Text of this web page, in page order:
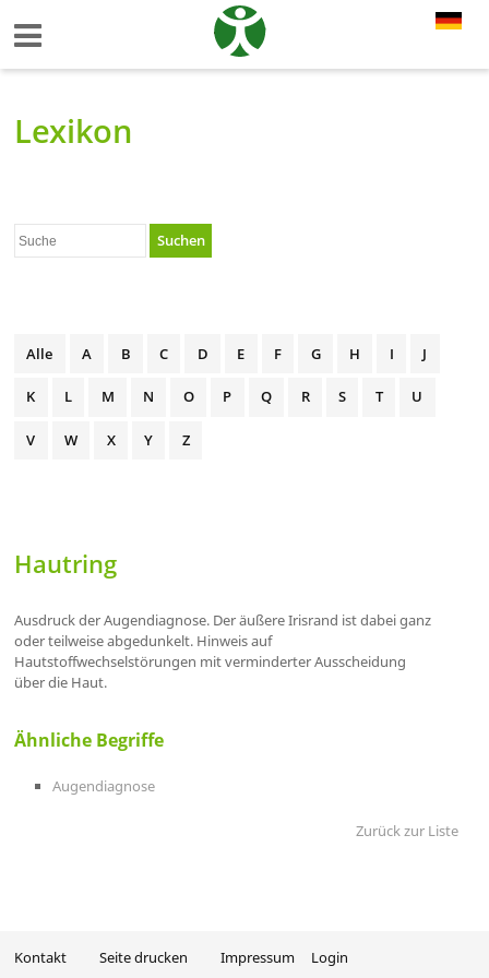
Lexikon
Suchen
Alle A B C D E F G H I J
K L M N O P Q R S T U
V W X Y Z
Hautring
Ausdruck der Augendiagnose. Der äußere Irisrand ist dabei ganz
oder teilweise abgedunkelt. Hinweis auf
Hautstoffwechselstörungen mit verminderter Ausscheidung
über die Haut.
Ähnliche Begriffe
Augendiagnose
Zurück zur Liste
Kontakt Seite drucken Impressum Login